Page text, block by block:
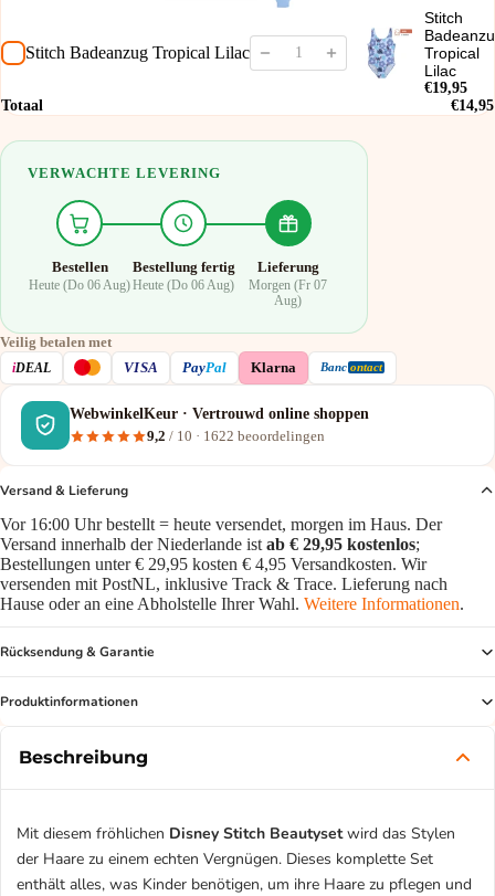
Stitch Badeanzug Tropical Lilac
Stitch
Tropical
Lilac
€19,95
Totaal
€14,95
VERWACHTE LEVERING
Bestellen
Heute (Do 06 Aug)
Bestellung fertig
Heute (Do 06 Aug)
Lieferung
Morgen (Fr 07
Aug)
Veilig betalen met
iDEAL VISA PayPal Klarna Banc ontact
WebwinkelKeur · Vertrouwd online shoppen
9,2 / 10 · 1622 beoordelingen
Versand & Lieferung
Vor 16:00 Uhr bestellt = heute versendet, morgen im Haus. Der
Versand innerhalb der Niederlande ist ab € 29,95 kostenlos;
Bestellungen unter € 29,95 kosten € 4,95 Versandkosten. Wir
versenden mit PostNL, inklusive Track & Trace. Lieferung nach
Hause oder an eine Abholstelle Ihrer Wahl. Weitere Informationen.
Rücksendung & Garantie
Produktinformationen
Beschreibung
Mit diesem fröhlichen Disney Stitch Beautysetwird das Stylen
der Haare zu einem echten Vergnügen. Dieses komplette Set
enthält alles, was Kinder benötigen, um ihre Haare zu pflegen und